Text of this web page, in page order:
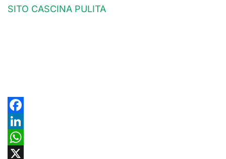
SITO CASCINA PULITA
Facebook
LinkedIn
WhatsApp